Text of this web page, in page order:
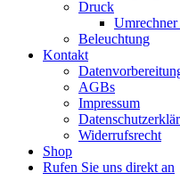
Druck
Beleuchtung
Kontakt
AGBs
Impressum
Widerrufsrecht
Shop
Rufen Sie uns direkt an